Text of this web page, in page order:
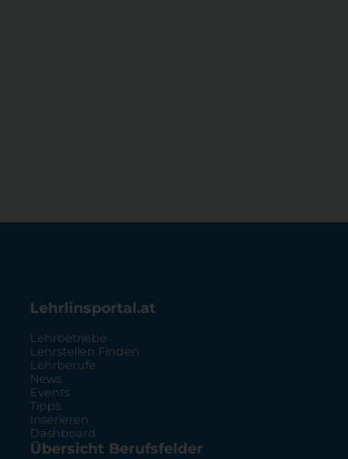
Lehrlinsportal.at
Lehrbetriebe
Lehrstellen Finden
Lehrberufe
News
Events
Tipps
Inserieren
Dashboard
Übersicht Berufsfelder